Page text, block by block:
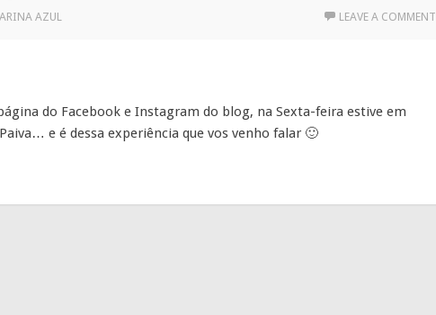
AZUL LEAVE A COMMENT
do Facebook e Instagram do blog, na Sexta-feira estive em
e é dessa experiência que vos venho falar 🙂